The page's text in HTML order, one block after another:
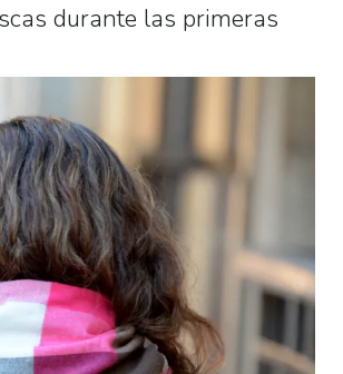
durante las primeras